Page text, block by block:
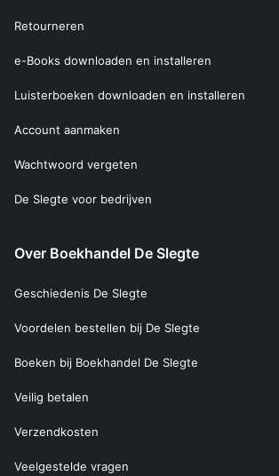
Retourneren
e-Books downloaden en installeren
Luisterboeken downloaden en installeren
Account aanmaken
Wachtwoord vergeten
De Slegte voor bedrijven
Over Boekhandel De Slegte
Geschiedenis De Slegte
Voordelen bestellen bij De Slegte
Boeken bij Boekhandel De Slegte
Veilig betalen
Verzendkosten
Veelgestelde vragen